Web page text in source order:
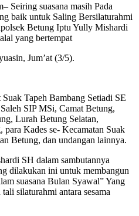
Seiring suasana masih Pada
baik untuk Saling Bersilaturahmi
Betung Iptu Yully Mishardi
yang bertempat
Jum’at (3/5).
Tapeh Bambang Setiadi SE
SIP MSi, Camat Betung,
Lurah Betung Selatan,
Kades se- Kecamatan Suak
Betung, dan undangan lainnya.
SH dalam sambutannya
dilakukan ini untuk membangun
suasana Bulan Syawal” Yang
silaturahmi antara sesama